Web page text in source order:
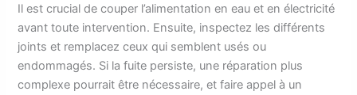
Il est crucial de couper l’alimentation en eau et en électricité
avant toute intervention. Ensuite, inspectez les différents
joints et remplacez ceux qui semblent usés ou
endommagés. Si la fuite persiste, une réparation plus
complexe pourrait être nécessaire, et faire appel à un